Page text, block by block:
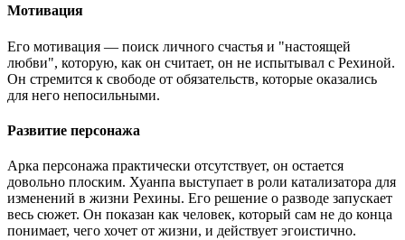
Мотивация
Его мотивация — поиск личного счастья и "настоящей
любви", которую, как он считает, он не испытывал с Рехиной.
Он стремится к свободе от обязательств, которые оказались
для него непосильными.
Развитие персонажа
Арка персонажа практически отсутствует, он остается
довольно плоским. Хуанпа выступает в роли катализатора для
изменений в жизни Рехины. Его решение о разводе запускает
весь сюжет. Он показан как человек, который сам не до конца
понимает, чего хочет от жизни, и действует эгоистично.